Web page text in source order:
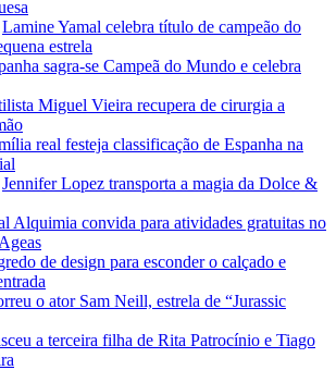
Lamine Yamal celebra título de campeão do
estrela
sagra-se Campeã do Mundo e celebra
Miguel Vieira recupera de cirurgia a
real festeja classificação de Espanha na
Jennifer Lopez transporta a magia da Dolce &
Alquimia convida para atividades gratuitas no
de design para esconder o calçado e
o ator Sam Neill, estrela de “Jurassic
a terceira filha de Rita Patrocínio e Tiago